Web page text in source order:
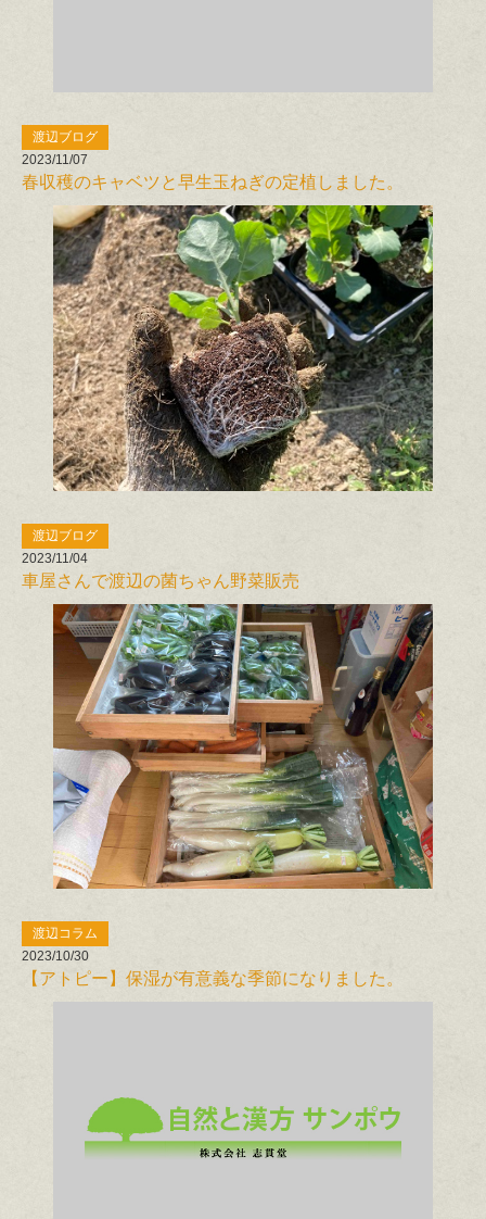
渡辺ブログ
2023/11/07
春収穫のキャベツと早生玉ねぎの定植しました。
渡辺ブログ
2023/11/04
車屋さんで渡辺の菌ちゃん野菜販売
渡辺コラム
2023/10/30
【アトピー】保湿が有意義な季節になりました。